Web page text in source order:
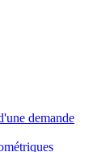
demande